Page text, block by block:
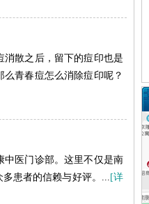
散之后，留下的痘印也是
青春痘怎么消除痘印呢？
医门诊部。这里不仅是南
患者的信赖与好评。... [详